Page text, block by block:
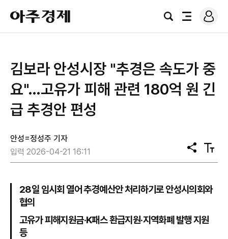
아
주
경
검
전
로
그
김보라 안성시장 "추경은 속도가 중
요"…고유가 피해 관련 180억 원 긴
급 추경안 편성
안성=정성주 기자
입력 2026-04-21 16:11
공
유
텍
스
기
28일 임시회 열어 추경예산안 처리하기로 안성시의회와
협의
고유가 피해지원금·K패스 환급지원·지역화폐 발행 지원
등